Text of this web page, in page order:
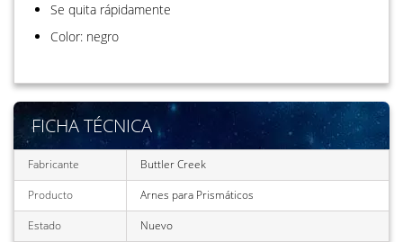
Se quita rápidamente
Color: negro
FICHA TÉCNICA
Fabricante
Buttler Creek
Producto
Arnes para Prismáticos
Estado
Nuevo